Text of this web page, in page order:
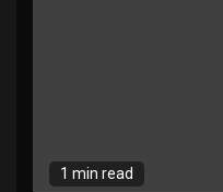
1 min read